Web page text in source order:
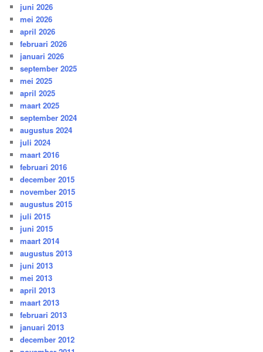
juni 2026
mei 2026
april 2026
februari 2026
januari 2026
september 2025
mei 2025
april 2025
maart 2025
september 2024
augustus 2024
juli 2024
maart 2016
februari 2016
december 2015
november 2015
augustus 2015
juli 2015
juni 2015
maart 2014
augustus 2013
juni 2013
mei 2013
april 2013
maart 2013
februari 2013
januari 2013
december 2012